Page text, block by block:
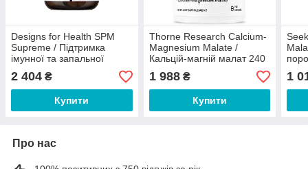
Designs for Health SPM
Supreme / Підтримка
імунної та запальної
відповіді 60 капсул
2 404 ₴
Купити
Thorne Research Calcium-
Magnesium Malate /
Кальцій-магній малат 240
капс
1 988₴
Купити
1
Про нас